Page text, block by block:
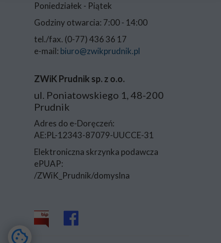
Poniedziałek - Piątek
Godziny otwarcia: 7:00 - 14:00
tel./fax. (0-77) 436 36 17
e-mail: biuro@zwikprudnik.pl
ZWiK Prudnik sp. z o.o.
ul. Poniatowskiego 1, 48-200
Prudnik
Adres do e-Doręczeń:
AE:PL-12343-87079-UUCCE-31
Elektroniczna skrzynka podawcza
ePUAP:
/ZWiK_Prudnik/domyslna